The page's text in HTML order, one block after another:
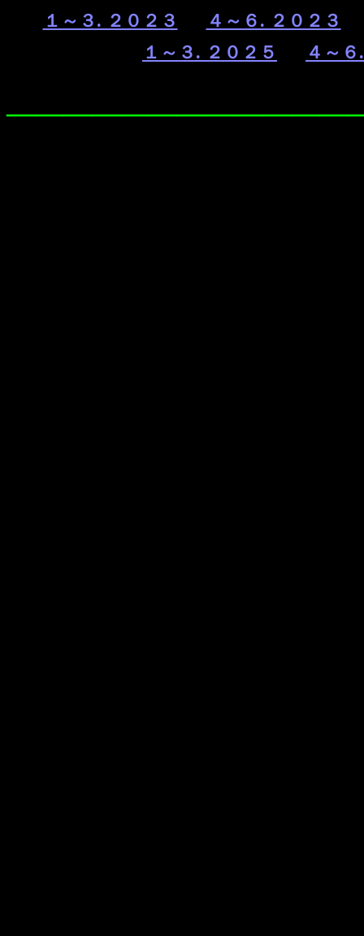
１～３. ２０２３
４～６. ２０２３
１～３. ２０２５
４～